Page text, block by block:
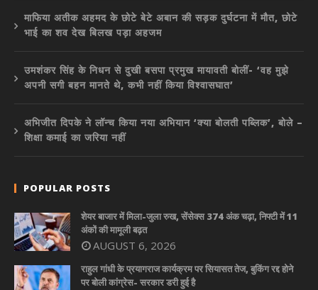
माफिया अतीक अहमद के छोटे बेटे अबान की सड़क दुर्घटना में मौत, छोटे
भाई का शव देख बिलख पड़ा अहजम
उमशंकर सिंह के निधन से दुखी बसपा प्रमुख मायावती बोलीं- ‘वह मुझे
अपनी सगी बहन मानते थे, कभी नहीं किया विश्वासघात’
अभिजीत दिपके ने लॉन्च किया नया अभियान ‘क्या बोलती पब्लिक’, बोले –
शिक्षा कमाई का जरिया नहीं
POPULAR POSTS
शेयर बाजार में मिला-जुला रुख, सेंसेक्स 374 अंक चढ़ा, निफ्टी में 11
अंकों की मामूली बढ़त
AUGUST 6, 2026
राहुल गांधी के प्रयागराज कार्यक्रम पर सियासत तेज, बुकिंग रद्द होने
पर बोली कांग्रेस- सरकार डरी हुई है